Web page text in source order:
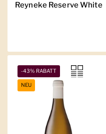
Reyneke Reserve White
-43% RABATT
NEU